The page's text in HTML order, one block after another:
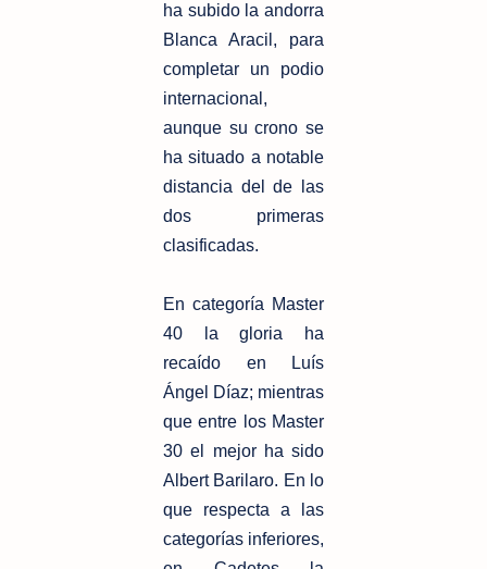
ha subido la andorra
Blanca Aracil, para
completar un podio
internacional,
aunque su crono se
ha situado a notable
distancia del de las
dos primeras
clasificadas.
En categoría Master
40 la gloria ha
recaído en Luís
Ángel Díaz; mientras
que entre los Master
30 el mejor ha sido
Albert Barilaro. En lo
que respecta a las
categorías inferiores,